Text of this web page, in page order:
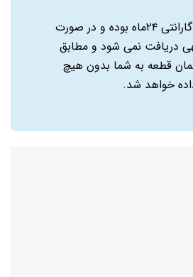
خدمات فوق به صورت گارانتی ۲۴ماه بوده و در صورت
دریافت نمی شود و مطابق
قطعه به شما بدون هیچ
خواهد شد.